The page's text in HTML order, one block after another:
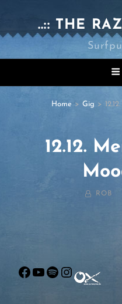
..:: THE
Home > Gig >
12.12.
BY ROB
Facebook
YouTube
Spotify
Instagram